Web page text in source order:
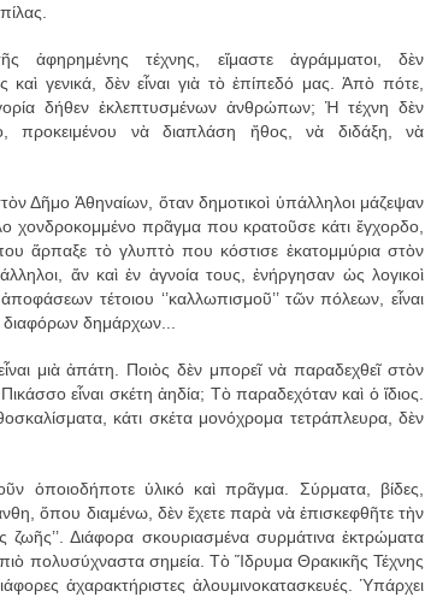
ἀφηρημένης τέχνης, εἴμαστε ἀγράμματοι, δὲν
καὶ γενικά, δὲν εἶναι γιὰ τὸ ἐπίπεδό μας. Ἀπὸ πότε,
δήθεν ἐκλεπτυσμένων ἀνθρώπων; Ἡ τέχνη δὲν
προκειμένου νὰ διαπλάση ἤθος, νὰ διδάξη, νὰ
Δῆμο Ἀθηναίων, ὅταν δημοτικοὶ ὑπάλληλοι μάζεψαν
χονδροκομμένο πρᾶγμα που κρατοῦσε κάτι ἔγχορδο,
ἅρπαξε τὸ γλυπτὸ που κόστισε ἑκατομμύρια στὸν
ἄν καὶ ἐν ἀγνοία τους, ἐνήργησαν ὡς λογικοὶ
τέτοιου ‘’καλλωπισμοῦ’’ τῶν πόλεων, εἶναι
διαφόρων δημάρχων...
μιὰ ἀπάτη. Ποιὸς δὲν μπορεῖ νὰ παραδεχθεῖ στὸν
εἶναι σκέτη ἀηδία; Τὸ παραδεχόταν καὶ ὁ ἴδιος.
κάτι σκέτα μονόχρομα τετράπλευρα, δὲν
ὁποιοδήποτε ὑλικό καὶ πρᾶγμα. Σύρματα, βίδες,
ὅπου διαμένω, δὲν ἔχετε παρὰ νὰ ἐπισκεφθῆτε τὴν
ζωῆς’’. Διάφορα σκουριασμένα συρμάτινα ἐκτρώματα
πολυσύχναστα σημεία. Τὸ Ἵδρυμα Θρακικῆς Τέχνης
ἀχαρακτήριστες ἀλουμινοκατασκευές. Ὑπάρχει